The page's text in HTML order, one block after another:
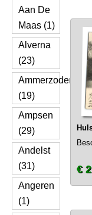
Aan De
Maas (1)
Alverna
(23)
Ammerzoden
(19)
Ampsen
(29)
Andelst
(31)
Angeren
(1)
€